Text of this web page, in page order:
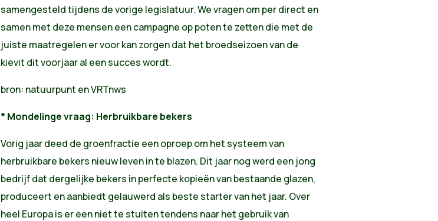
samengesteld tijdens de vorige legislatuur. We vragen om per direct en
samen met deze mensen een campagne op poten te zetten die met de
juiste maatregelen er voor kan zorgen dat het broedseizoen van de
kievit dit voorjaar al een succes wordt.
bron: natuurpunt en VRTnws
* Mondelinge vraag: Herbruikbare bekers
Vorig jaar deed de groenfractie een oproep om het systeem van
herbruikbare bekers nieuw leven in te blazen. Dit jaar nog werd een jong
bedrijf dat dergelijke bekers in perfecte kopieën van bestaande glazen,
produceert en aanbiedt gelauwerd als beste starter van het jaar. Over
heel Europa is er een niet te stuiten tendens naar het gebruik van